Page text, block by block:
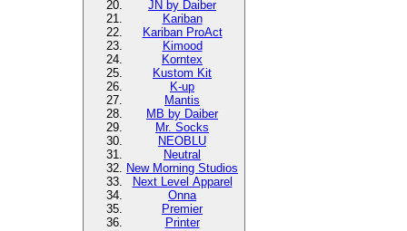
JN by Daiber
Kariban
Kariban ProAct
Kimood
Korntex
Kustom Kit
K-up
Mantis
MB by Daiber
Mr. Socks
NEOBLU
Neutral
New Morning Studios
Next Level Apparel
Onna
Premier
Printer